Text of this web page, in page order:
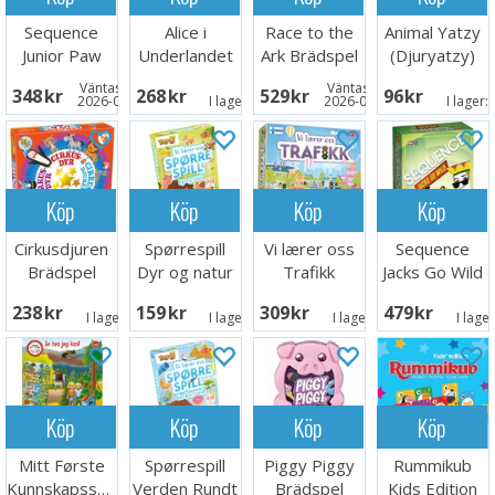
Sequence
Junior Paw
Patrol
Brädspel
348 SEK Väntas in:
2026-08-15
Alice i
Underlandet
268 SEK I lager: 2
Race to the
Ark Brädspel
529 SEK Väntas in:
2026-09-30
Animal Yatzy
(Djuryatzy)
96 SEK I lager:
Köp
Cirkusdjuren
Brädspel
238 SEK I lager: 5
Köp
Spørrespill
Dyr og natur
159 SEK I lager: 3
Köp
Vi lærer oss
Trafikk
309 SEK I lager: 5
Köp
Sequence
Jacks Go Wild
479 SEK I
Köp
Mitt Første
Kunnskapsspill
Köp
Spørrespill
Verden Rundt
Köp
Piggy Piggy
Brädspel
Köp
Rummikub
Kids Edition